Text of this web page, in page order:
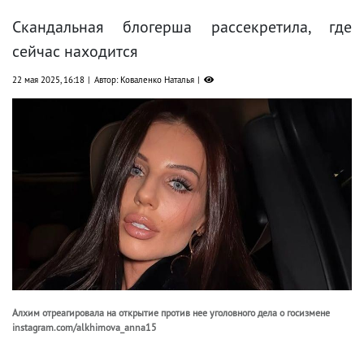
Скандальная блогерша рассекретила, где
сейчас находится
22 мая 2025, 16:18 Автор: Коваленко Наталья
Алхим отреагировала на открытие против нее уголовного дела о госизмене
instagram.com/alkhimova_anna15